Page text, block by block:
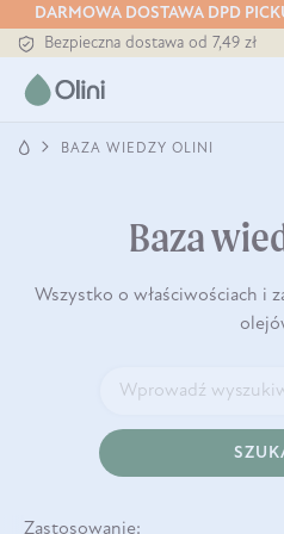
DARMOWA DOSTAWA DPD
Bezpieczna dostawa od 7,49 zł
Darmowa dostawa od 199 zł
Tłoczony zawsze na zimno
BAZA WIEDZY OLINI
Baza
Wszystko o właściwościach i
Zastosowanie: